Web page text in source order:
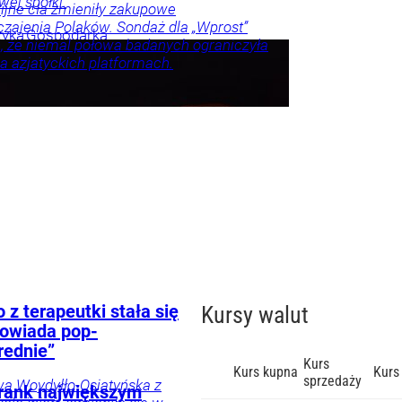
Gospodarka
cła zmieniły zakupowe
Polaków. Sondaż dla „Wprost”
że niemal połowa badanych ograniczyła
azjatyckich platformach.
z terapeutki stała się
pop-
Woydyłło-Osiatyńska z
największym
Kursy walut
Kurs kupna Kurs
sprzedaży